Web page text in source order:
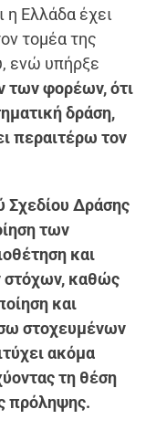
η Ελλάδα έχει
τομέα της
ενώ υπήρξε
των φορέων, ότι
δράση,
περαιτέρω τον
Σχεδίου Δράσης
των
και
στόχων, καθώς
και
στοχευμένων
ακόμα
τη θέση
πρόληψης.